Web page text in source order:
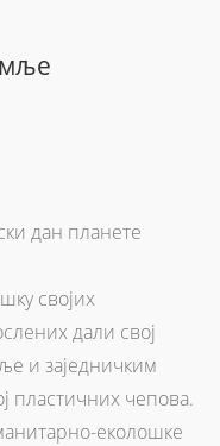
дан планете
својих
дали свој
и заједничким
пластичних чепова.
еколошке